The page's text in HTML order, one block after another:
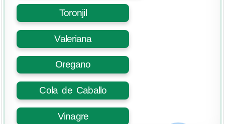
Toronjil
Valeriana
Oregano
Cola de Caballo
Vinagre